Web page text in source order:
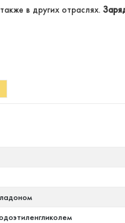
также в других отраслях.